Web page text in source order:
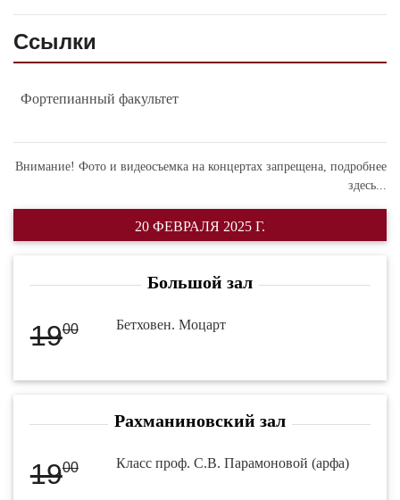
Ссылки
Фортепианный факультет
Внимание! Фото и видеосъемка на концертах запрещена, подробнее
здесь...
20 ФЕВРАЛЯ 2025 Г.
Большой зал
1900 Бетховен. Моцарт
Рахманиновский зал
1900 Класс проф. С.В. Парамоновой (арфа)